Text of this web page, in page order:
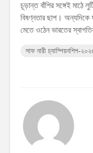
চূড়ান্ত বাঁশির সঙ্গেই মাঠে
বিষণ্নতার ছাপ। অন্যদিকে
মেতে ওঠেন ভারতের
সাফ নারী চ্যাম্পিয়নশিপ-